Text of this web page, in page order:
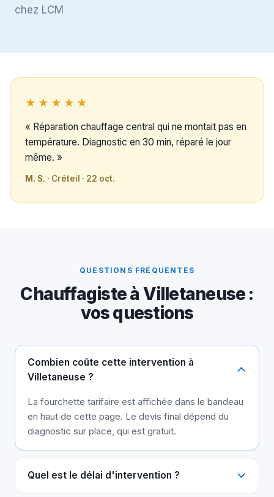
chez LCM
★★★★★
« Réparation chauffage central qui ne montait pas en
température. Diagnostic en 30 min, réparé le jour
même. »
M. S. · Créteil · 22 oct.
QUESTIONS FRÉQUENTES
Chauffagiste à Villetaneuse :
vos questions
Combien coûte cette intervention à
Villetaneuse ?
La fourchette tarifaire est affichée dans le bandeau
en haut de cette page. Le devis final dépend du
diagnostic sur place, qui est gratuit.
Quel est le délai d'intervention ?